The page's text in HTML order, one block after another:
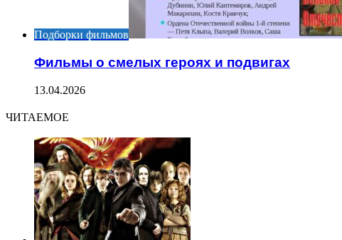
Подборки фильмов
Фильмы о смелых героях и подвигах
13.04.2026
ЧИТАЕМОЕ